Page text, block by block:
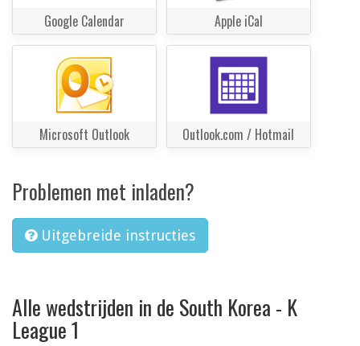
Google Calendar Apple iCal
Microsoft Outlook Outlook.com / Hotmail
Problemen met inladen?
Uitgebreide instructies
Alle wedstrijden in de South Korea - K
League 1